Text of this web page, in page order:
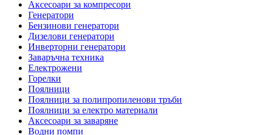
Аксесоари за компресори
Генератори
Бензинови генератори
Дизелови генератори
Инверторни генератори
Заваръчна техника
Електрожени
Горелки
Поялници
Поялници за полипропиленови тръби
Поялници за електро материали
Аксесоари за заваряне
Водни помпи